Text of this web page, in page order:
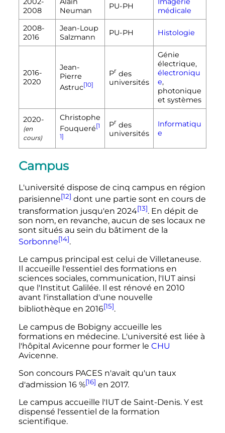
2008
Neuman
PU-PH
médicale
2008-
2016
Jean-Loup
Salzmann
PU-PH Histologie
2016-
2020
Jean-
Pierre
Astruc[10]
Pr des
universités
Génie
électrique,
électroniqu
e,
photonique
et systèmes
2020-
(en
cours)
Christophe
Fouqueré[1
1]
Pr des
universités
Informatiqu
e
Campus
L'université dispose de cinq campus en région
parisienne[12] dont une partie sont en cours de
transformation jusqu'en 2024[13]. En dépit de
son nom, en revanche, aucun de ses locaux ne
sont situés au sein du bâtiment de la
Sorbonne[14].
Le campus principal est celui de Villetaneuse.
Il accueille l'essentiel des formations en
sciences sociales, communication, l'IUT ainsi
que l'Institut Galilée. Il est rénové en 2010
avant l'installation d'une nouvelle
bibliothèque en 2016[15].
Le campus de Bobigny accueille les
formations en médecine. L'université est liée à
l'hôpital Avicenne pour former le CHU
Avicenne.
Son concours PACES n'avait qu'un taux
d'admission 16 %[16] en 2017.
Le campus accueille l'IUT de Saint-Denis. Y est
dispensé l'essentiel de la formation
scientifique.